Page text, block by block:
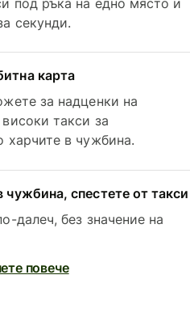
секунди.
карта
за надценки на
такси за
харчите в чужбина.
спестете от такси
далеч, без значение на
повече